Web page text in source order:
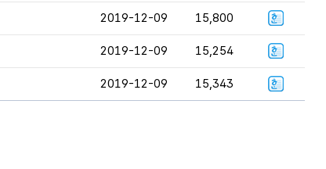
2019-12-09 15,800
2019-12-09 15,254
2019-12-09 15,343